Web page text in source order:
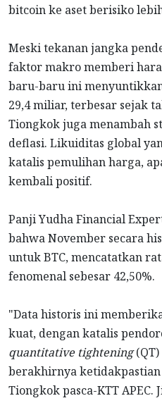
bitcoin ke aset berisiko
Meski tekanan jangka
faktor makro memberi
baru-baru ini
29,4 miliar, terbesar sejak
Tiongkok juga menambah
deflasi. Likuiditas global
katalis pemulihan harga,
kembali positif.
Panji Yudha Financial
bahwa November secara
untuk BTC, mencatatkan
fenomenal sebesar 42,50%.
"Data historis ini
kuat, dengan katalis
quantitative tightening(QT)
berakhirnya ketidakpastian
Tiongkok pasca-KTT APEC.